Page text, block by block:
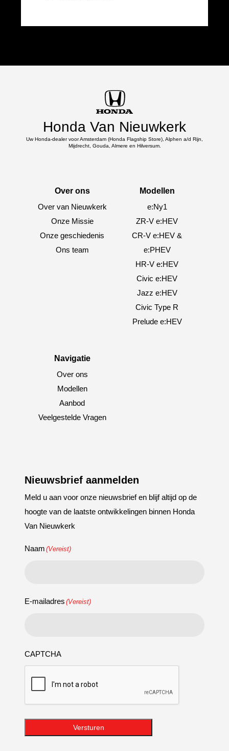
Honda Van Nieuwkerk
Uw Honda-dealer voor Amsterdam (Honda Flagship Store), Alphen a/d Rijn,
Mijdrecht, Gouda, Almere en Hilversum.
Over ons
Over van Nieuwkerk
Onze Missie
Onze geschiedenis
Ons team
Modellen
e:Ny1
ZR-V e:HEV
CR-V e:HEV &
e:PHEV
HR-V e:HEV
Civic e:HEV
Jazz e:HEV
Civic Type R
Prelude e:HEV
Navigatie
Over ons
Modellen
Aanbod
Veelgestelde Vragen
Nieuwsbrief aanmelden
Meld u aan voor onze nieuwsbrief en blijf altijd op de
hoogte van de laatste ontwikkelingen binnen Honda
Van Nieuwkerk
Naam (Vereist)
E-mailadres (Vereist)
CAPTCHA
Versturen